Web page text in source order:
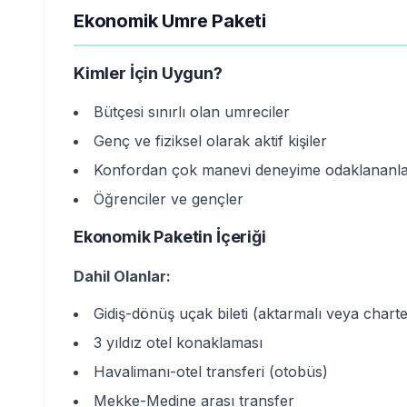
Ekonomik Umre Paketi
Kimler İçin Uygun?
Bütçesi sınırlı olan umreciler
Genç ve fiziksel olarak aktif kişiler
Konfordan çok manevi deneyime
Öğrenciler ve gençler
Ekonomik Paketin İçeriği
Dahil Olanlar:
Gidiş-dönüş uçak bileti (aktarmalı veya
3 yıldız otel konaklaması
Havalimanı-otel transferi (otobüs)
Mekke-Medine arası transfer